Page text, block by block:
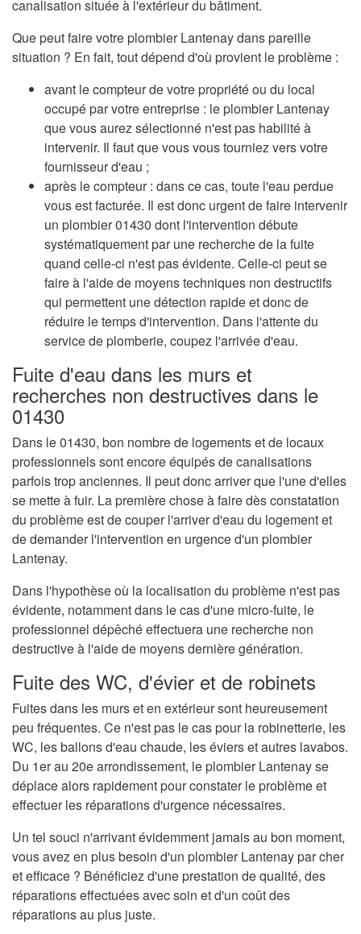
canalisation située à l'extérieur du bâtiment.
Que peut faire votre plombier Lantenay dans pareille
situation ? En fait, tout dépend d'où provient le problème :
avant le compteur de votre propriété ou du local
occupé par votre entreprise : le plombier Lantenay
que vous aurez sélectionné n'est pas habilité à
intervenir. Il faut que vous vous tourniez vers votre
fournisseur d'eau ;
après le compteur : dans ce cas, toute l'eau perdue
vous est facturée. Il est donc urgent de faire intervenir
un plombier 01430 dont l'intervention débute
systématiquement par une recherche de la fuite
quand celle-ci n'est pas évidente. Celle-ci peut se
faire à l'aide de moyens techniques non destructifs
qui permettent une détection rapide et donc de
réduire le temps d'intervention. Dans l'attente du
service de plomberie, coupez l'arrivée d'eau.
Fuite d'eau dans les murs et
recherches non destructives dans le
01430
Dans le 01430, bon nombre de logements et de locaux
professionnels sont encore équipés de canalisations
parfois trop anciennes. Il peut donc arriver que l'une d'elles
se mette à fuir. La première chose à faire dès constatation
du problème est de couper l'arriver d'eau du logement et
de demander l'intervention en urgence d'un plombier
Lantenay.
Dans l'hypothèse où la localisation du problème n'est pas
évidente, notamment dans le cas d'une micro-fuite, le
professionnel dépêché effectuera une recherche non
destructive à l'aide de moyens dernière génération.
Fuite des WC, d'évier et de robinets
Fuites dans les murs et en extérieur sont heureusement
peu fréquentes. Ce n'est pas le cas pour la robinetterie, les
WC, les ballons d'eau chaude, les éviers et autres lavabos.
Du 1er au 20e arrondissement, le plombier Lantenay se
déplace alors rapidement pour constater le problème et
effectuer les réparations d'urgence nécessaires.
Un tel souci n'arrivant évidemment jamais au bon moment,
vous avez en plus besoin d'un plombier Lantenay par cher
et efficace ? Bénéficiez d'une prestation de qualité, des
réparations effectuées avec soin et d'un coût des
réparations au plus juste.